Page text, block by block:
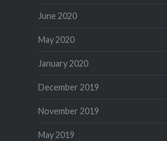
June 2020
May 2020
January 2020
December 2019
November 2019
May 2019